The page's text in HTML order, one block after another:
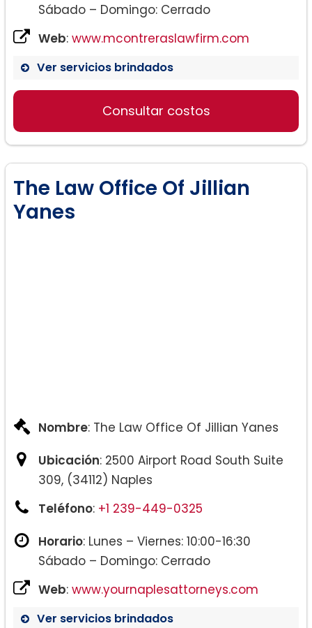
Sábado – Domingo: Cerrado
Web: www.mcontreraslawfirm.com
Ver servicios brindados
Consultar costos
The Law Office Of Jillian
Yanes
Nombre: The Law Office Of Jillian Yanes
Ubicación: 2500 Airport Road South Suite
309, (34112) Naples
Teléfono: +1 239-449-0325
Horario: Lunes – Viernes: 10:00-16:30
Sábado – Domingo: Cerrado
Web: www.yournaplesattorneys.com
Ver servicios brindados